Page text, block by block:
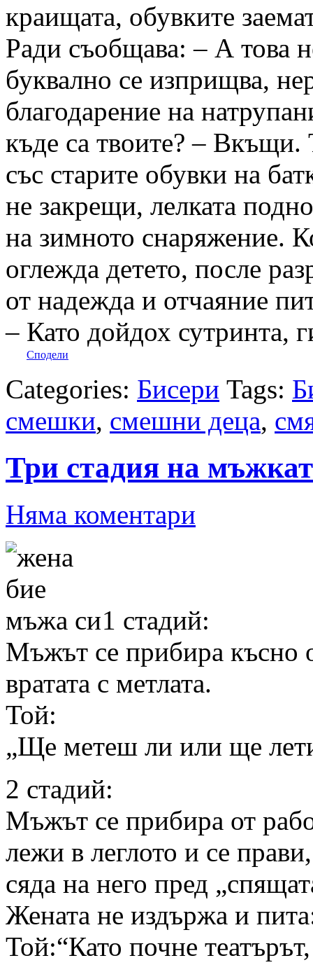
краищата, обувките
Ради съобщава: – А това
буквално се изприщва,
благодарение на
къде са твоите? – Вкъщи.
със старите обувки на
не закрещи, лелката
на зимното снаряжение.
оглежда детето, после
от надежда и отчаяние
– Като дойдох сутринта,
Сподели
Categories: Бисери Tags:
смешки, смешни деца,
Три стадия на
Няма коментари
1 стадий:
Мъжът се прибира късно
вратата с метлата.
Той:
„Ще метеш ли или ще
2 стадий:
Мъжът се прибира от
лежи в леглото и се
сяда на него пред
Жената не издържа и
Той:“Като почне